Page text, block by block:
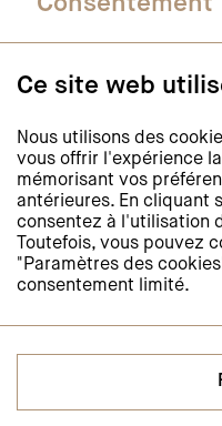
Ce site web
Nous utilisons des
vous offrir l'expérience
mémorisant vos
antérieures. En cliquant
consentez à l'utilisation
Toutefois, vous pouvez
"Paramètres des
consentement limité.
Fax +41 43 268 39 09
Newsletter
Restez informés et
abonnez-vous à notre
S'abonner à la
Médias